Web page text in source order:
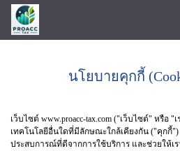
นโยบายคุกกี้
เว็บไซต์ www.proacc-tax.com ("เว็บไซต์" หรือ
เทคโนโลยีอื่นใดที่มีลักษณะใกล้เคียงกัน ("คุกกี้
ประสบการณ์ที่ดีจากการใช้บริการ และช่วยให้